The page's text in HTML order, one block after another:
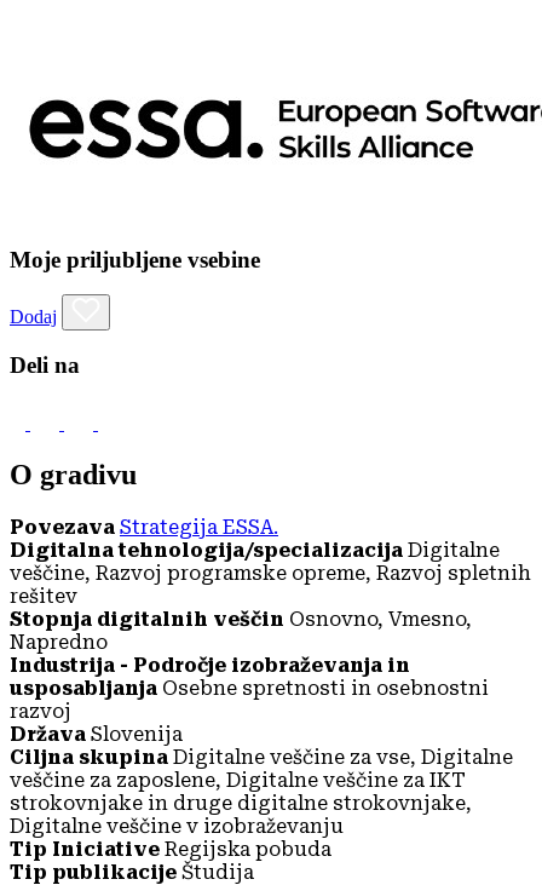
Moje priljubljene vsebine
Dodaj
Deli na
O gradivu
Povezava Strategija ESSA.
Digitalna tehnologija/specializacija Digitalne
veščine, Razvoj programske opreme, Razvoj spletnih
rešitev
Stopnja digitalnih veščin Osnovno, Vmesno,
Napredno
Industrija - Področje izobraževanja in
usposabljanja Osebne spretnosti in osebnostni
razvoj
Država Slovenija
Ciljna skupina Digitalne veščine za vse, Digitalne
veščine za zaposlene, Digitalne veščine za IKT
strokovnjake in druge digitalne strokovnjake,
Digitalne veščine v izobraževanju
Tip Iniciative Regijska pobuda
Tip publikacije Študija